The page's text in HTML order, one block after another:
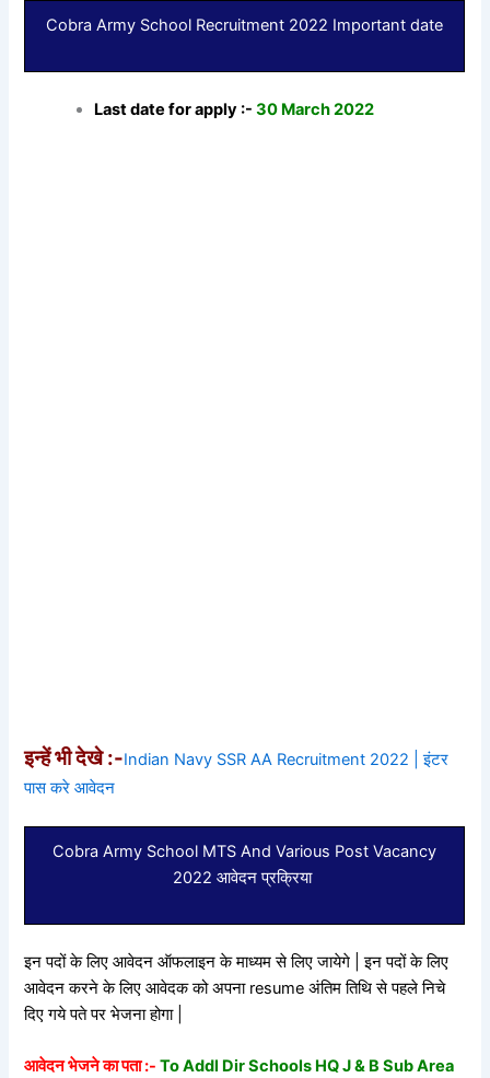
Cobra Army School Recruitment 2022 Important date
Last date for apply :- 30 March 2022
इन्हें भी देखे :-Indian Navy SSR AA Recruitment 2022 | इंटर
पास करे आवेदन
Cobra Army School MTS And Various Post Vacancy
2022 आवेदन प्रक्रिया
इन पदों के लिए आवेदन ऑफलाइन के माध्यम से लिए जायेगे | इन पदों के लिए
आवेदन करने के लिए आवेदक को अपना resume अंतिम तिथि से पहले निचे
दिए गये पते पर भेजना होगा |
आवेदन भेजने का पता :- To Addl Dir Schools HQ J & B Sub Area